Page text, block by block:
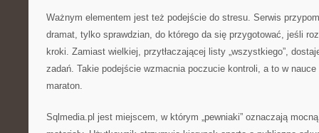
Ważnym elementem jest też podejście do stresu. Serwis
dramat, tylko sprawdzian, do którego da się przygotować, jeśli
kroki. Zamiast wielkiej, przytłaczającej listy „wszystkiego”,
zadań. Takie podejście wzmacnia poczucie kontroli, a to w nauce
maraton.
Sqlmedia.pl jest miejscem, w którym „pewniaki” oznaczają